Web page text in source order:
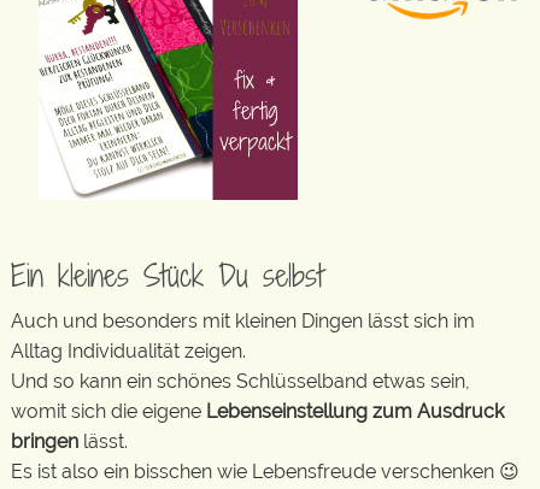
Ein kleines Stück Du selbst
Auch und besonders mit kleinen Dingen lässt sich im
Alltag Individualität zeigen.
Und so kann ein schönes Schlüsselband etwas sein,
womit sich die eigene Lebenseinstellung zum Ausdruck
bringen lässt.
Es ist also ein bisschen wie Lebensfreude verschenken 😉